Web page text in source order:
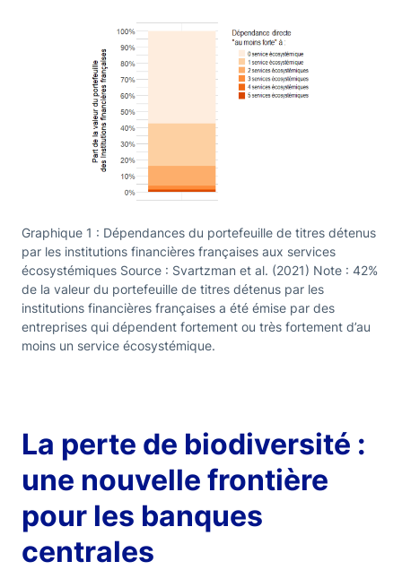
Graphique 1 : Dépendances du portefeuille de titres détenus
par les institutions financières françaises aux services
écosystémiques Source : Svartzman et al. (2021) Note : 42%
de la valeur du portefeuille de titres détenus par les
institutions financières françaises a été émise par des
entreprises qui dépendent fortement ou très fortement d’au
moins un service écosystémique.
La perte de biodiversité :
une nouvelle frontière
pour les banques
centrales